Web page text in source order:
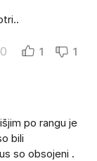
1 1
po rangu je
bili
so obsojeni .